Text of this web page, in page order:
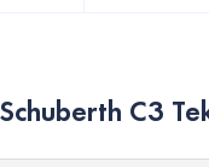
C3